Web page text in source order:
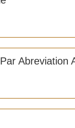
Abreviation